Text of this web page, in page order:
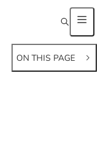
ON THIS PAGE